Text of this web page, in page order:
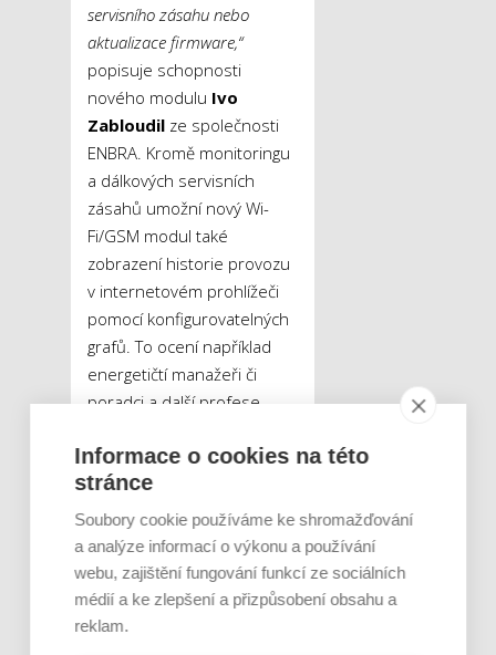
servisního zásahu nebo
aktualizace firmware,“
popisuje schopnosti
nového modulu Ivo
Zabloudil ze společnosti
ENBRA. Kromě monitoringu
a dálkových servisních
zásahů umožní nový Wi-
Fi/GSM modul také
zobrazení historie provozu
v internetovém prohlížeči
pomocí konfigurovatelných
grafů. To ocení například
energetičtí manažeři či
poradci a další profese
analýzou úspor energie.
Tweet
ŠTÍTKY :
klimatizace
Informace o cookies na této
stránce
Soubory cookie používáme ke shromažďování
a analýze informací o výkonu a používání
webu, zajištění fungování funkcí ze sociálních
médií a ke zlepšení a přizpůsobení obsahu a
reklam.